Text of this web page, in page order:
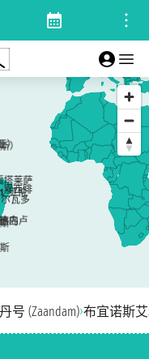
岛
内卢
瓦多
累西腓
塔莱萨
贝伦
）
）
号 (Zaandam)›布宜诺斯